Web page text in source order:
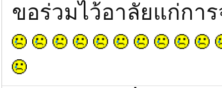
ขอร่วมไว้อาลัยแก่กา